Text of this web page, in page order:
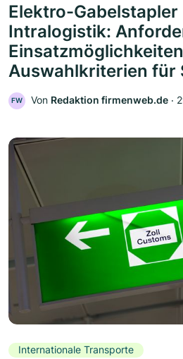
Elektro-Gabelstapler
Intralogistik:
Auswahlkriterien für
FW Von Redaktion firmenweb.de ‧
Internationale Transporte